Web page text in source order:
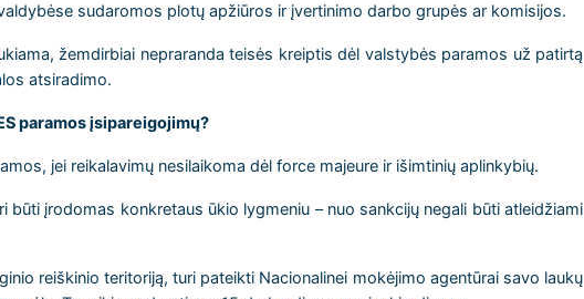
sudaromos plotų apžiūros ir įvertinimo darbo grupės ar komisijos.
žemdirbiai nepraranda teisės kreiptis dėl valstybės paramos už patirtą
atsiradimo.
paramos įsipareigojimų?
jei reikalavimų nesilaikoma dėl force majeure ir išimtinių aplinkybių.
būti įrodomas konkretaus ūkio lygmeniu – nuo sankcijų negali būti atleidžiami
reiškinio teritoriją, turi pateikti Nacionalinei mokėjimo agentūrai savo laukų